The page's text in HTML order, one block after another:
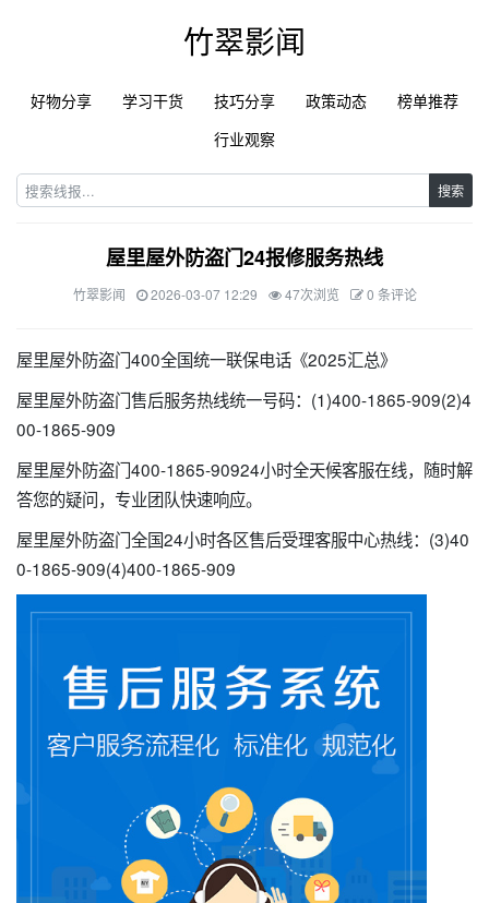
竹翠影闻
好物分享 学习干货 技巧分享 政策动态
榜单推荐
行业观察
搜索
屋里屋外防盗门24报修服务热线
竹翠影闻 2026-03-07 12:29 47次浏览 0 条评论
屋里屋外防盗门400全国统一联保电话《2025汇总》
屋里屋外防盗门售后服务热线统一号码：(1)400-1865-909(2)4
00-1865-909
屋里屋外防盗门400-1865-90924小时全天候客服在线，随时解
答您的疑问，专业团队快速响应。
屋里屋外防盗门全国24小时各区售后受理客服中心热线：(3)40
0-1865-909(4)400-1865-909